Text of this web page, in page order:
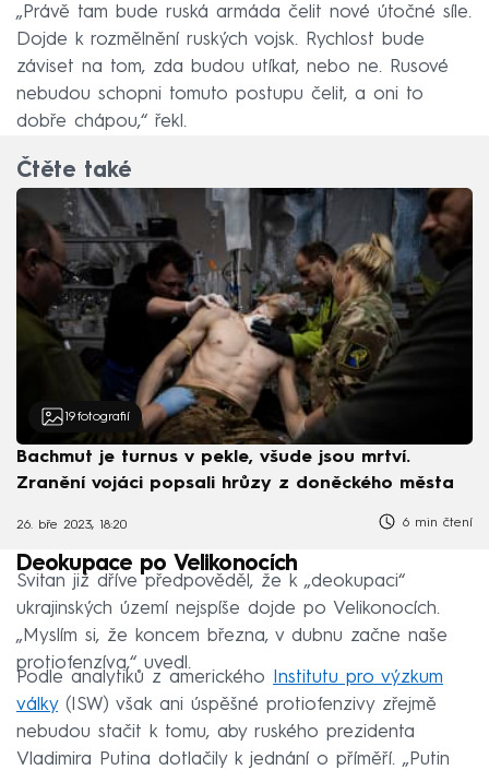
„Právě tam bude ruská armáda čelit nové útočné síle.
Dojde k rozmělnění ruských vojsk. Rychlost bude
záviset na tom, zda budou utíkat, nebo ne. Rusové
nebudou schopni tomuto postupu čelit, a oni to
dobře chápou,“ řekl.
Čtěte také
19 fotografií
Bachmut je turnus v pekle, všude jsou mrtví.
Zranění vojáci popsali hrůzy z doněckého města
26. bře 2023, 18:20 6 min čtení
Deokupace po Velikonocích
Svitan již dříve předpověděl, že k „deokupaci“
ukrajinských území nejspíše dojde po Velikonocích.
„Myslím si, že koncem března, v dubnu začne naše
protiofenzíva,“ uvedl.
Podle analytiků z amerického
Institutu pro výzkum
války(ISW) však ani úspěšné protiofenzivy zřejmě
nebudou stačit k tomu, aby ruského prezidenta
Vladimira Putina dotlačily k jednání o příměří. „Putin